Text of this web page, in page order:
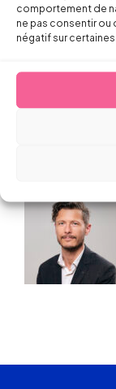
comportement de
ne pas consentir
négatif sur
Projet de